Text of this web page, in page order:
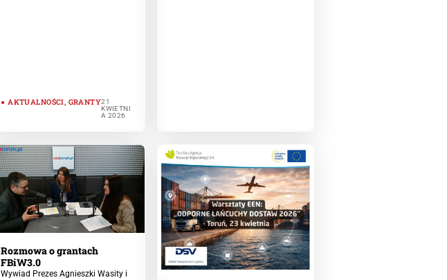
AKTUALNOŚCI, GRANTY21
KWIETNI
A 2026
Rozmowa o grantach
FBiW3.0
Wywiad Prezes Agnieszki Wasity i